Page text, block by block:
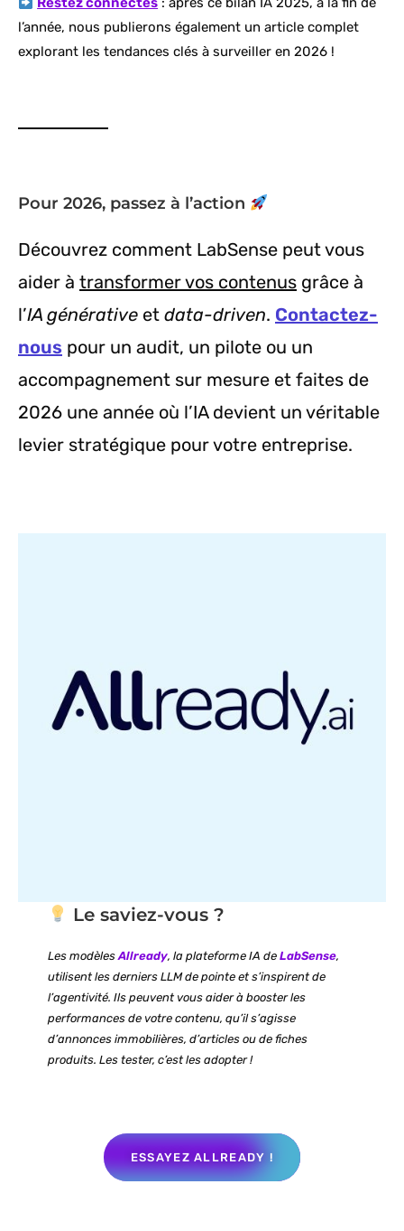
l’année, nous publierons également un article complet
explorant les tendances clés à surveiller en 2026 !
Pour 2026, passez à l’action
Découvrez comment LabSense peut vous
aider à transformer vos contenus grâce à
l’IA générative et data-driven. Contactez-
nous pour un audit, un pilote ou un
accompagnement sur mesure et faites de
2026 une année où l’IA devient un véritable
levier stratégique pour votre entreprise.
Le saviez-vous ?
Les modèlesAllready, la plateforme IA de LabSense,
utilisent les derniers LLM de pointe et s’inspirent de
l’agentivité. Ils peuvent vous aider à booster les
performances de votre contenu, qu’il s’agisse
d’annonces immobilières, d’articles ou de fiches
produits. Les tester, c’est les adopter !
ESSAYEZ ALLREADY !